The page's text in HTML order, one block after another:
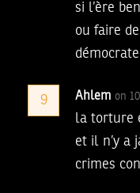
si l’ère
ou faire
9 Ahlem on
la torture
et il n’y a
crimes